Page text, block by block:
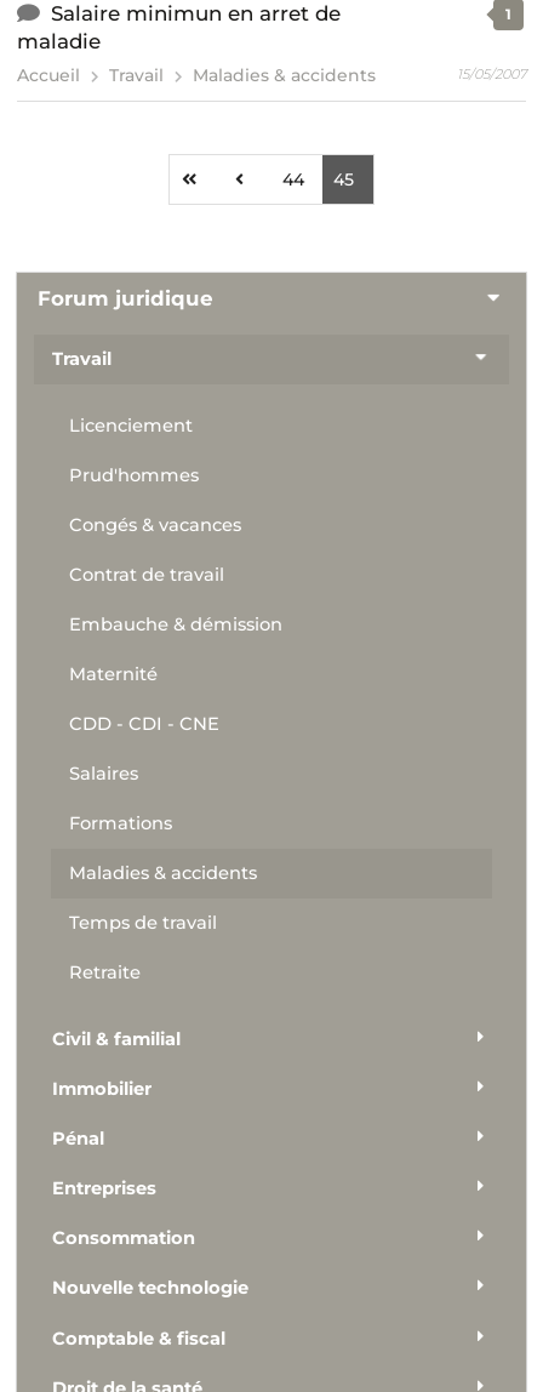
Salaire minimun en arret de
maladie
Accueil Travail Maladies & accidents
1
15/05/2007
44 45
Forum juridique
Travail
Licenciement
Prud'hommes
Congés & vacances
Contrat de travail
Embauche & démission
Maternité
CDD - CDI - CNE
Salaires
Formations
Maladies & accidents
Temps de travail
Retraite
Civil & familial
Immobilier
Pénal
Entreprises
Consommation
Nouvelle technologie
Comptable & fiscal